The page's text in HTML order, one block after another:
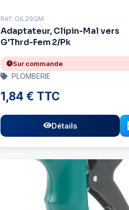
Réf: GIL29QM
Adaptateur, Clipin-Mal vers
G'Thrd-Fem 2/Pk
Sur commande
PLOMBERIE
1,84 € TTC
Détails